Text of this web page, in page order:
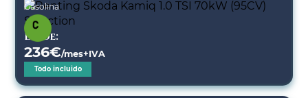
Gasolina
Desde:
236€/mes+IVA
Todo incluido